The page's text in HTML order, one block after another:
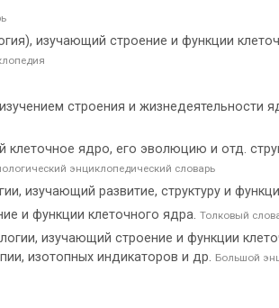
изучающий строение и функции
строения и жизнедеятельности
клеточное ядро, его эволюцию и отд.
энциклопедический словарь
изучающий развитие, структуру и
и функции клеточного ядра. Толковый
изучающий строение и функции
изотопных индикаторов и др. Большой